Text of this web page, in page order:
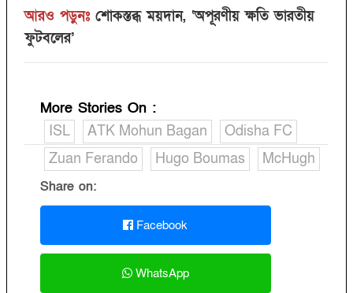
আরও পড়ুনঃ শোকস্তব্ধ ময়দান, ‘‌অপূরণীয় ক্ষতি ভারতীয়
ফুটবলের’‌
More Stories On :
ISL
ATK Mohun Bagan
Odisha FC
Zuan Ferando
Hugo Boumas McHugh
Share on:
Facebook
WhatsApp